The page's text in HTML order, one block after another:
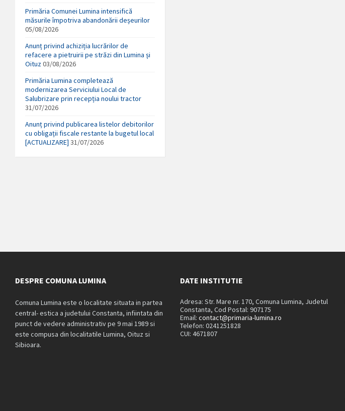
Primăria Comunei Lumina intensifică
măsurile împotriva abandonării deșeurilor
05/08/2026
Anunț privind achiziția lucrărilor de
refacere a pietruirii pe străzi din Lumina și
Oituz03/08/2026
Primăria Lumina completează
modernizarea Serviciului Local de
Salubrizare prin recepția noului tractor
31/07/2026
Anunț privind publicarea listelor debitorilor
cu obligații fiscale restante la bugetul local
[ACTUALIZARE] 31/07/2026
DESPRE COMUNA LUMINA
Comuna Lumina este o localitate situata in partea
central- estica a judetului Constanta, infiintata din
punct de vedere administrativ pe 9 mai 1989 si
este compusa din localitatile Lumina, Oituz si
Sibioara.
DATE INSTITUTIE
Adresa: Str. Mare nr. 170, Comuna Lumina, Judetul
Constanta, Cod Postal: 907175
Email:contact@primaria-lumina.ro
Telefon: 0241251828
CUI: 4671807